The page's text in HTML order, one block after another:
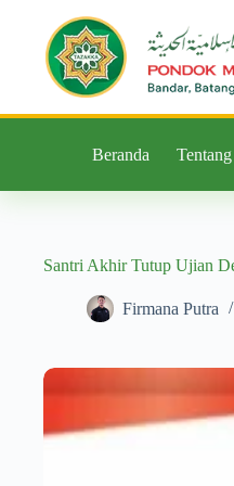
Beranda
Santri Akhir Tutup Ujian
Firmana Putra